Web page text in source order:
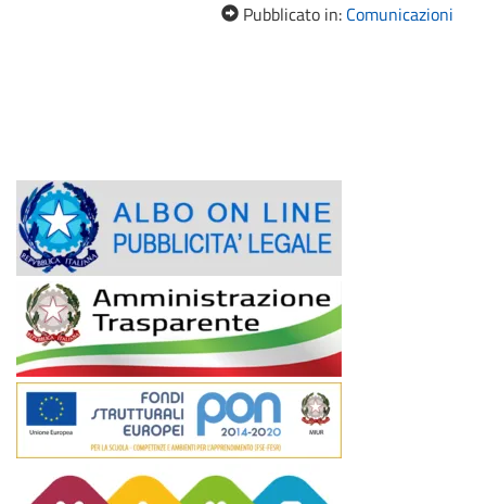
Pubblicato in: Comunicazioni